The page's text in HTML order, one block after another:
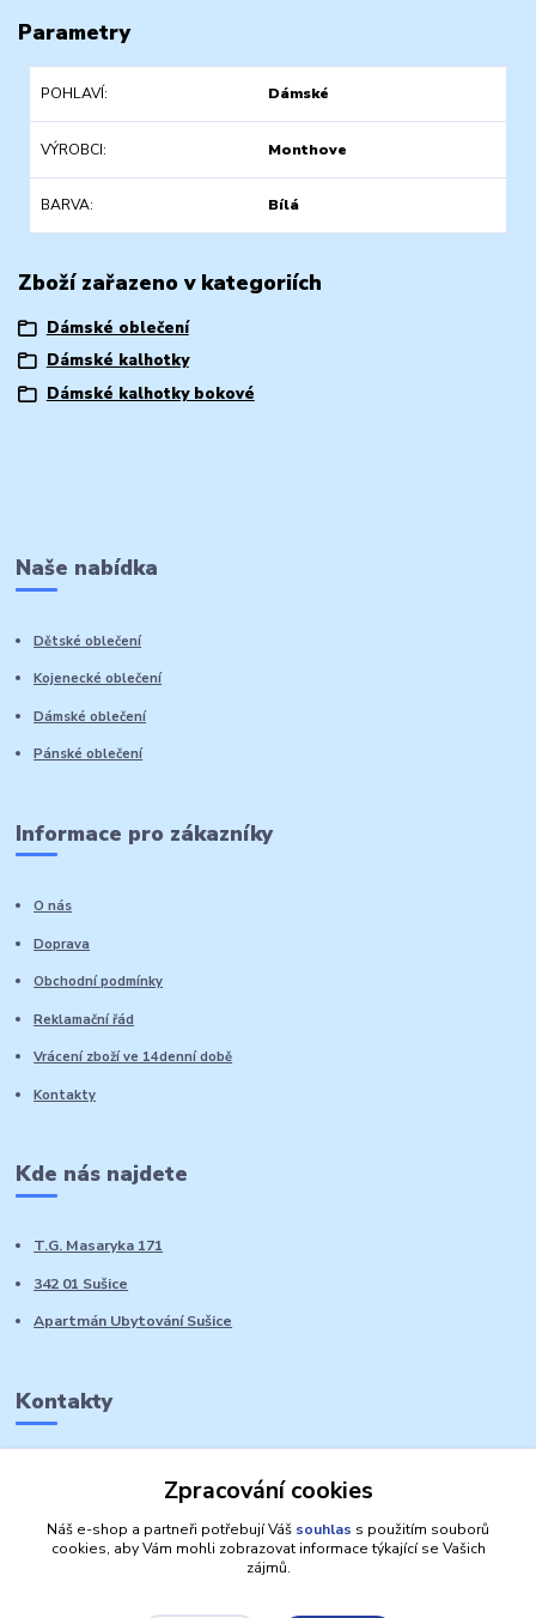
Parametry
POHLAVÍ Dámské
VÝROBCI Monthove
BARVA Bílá
Zboží zařazeno v kategoriích
Dámské oblečení
Dámské kalhotky
Dámské kalhotky bokové
Naše nabídka
Dětské oblečení
Kojenecké oblečení
Dámské oblečení
Pánské oblečení
Informace pro zákazníky
O nás
Doprava
Obchodní podmínky
Reklamační řád
Vrácení zboží ve 14denní době
Kontakty
Kde nás najdete
T.G. Masaryka 171
342 01 Sušice
Apartmán Ubytování Sušice
Kontakty
Zpracování cookies
Náš e-shop a partneři potřebují Váš souhlas s použitím souborů
cookies, aby Vám mohli zobrazovat informace týkající se Vašich
zájmů.